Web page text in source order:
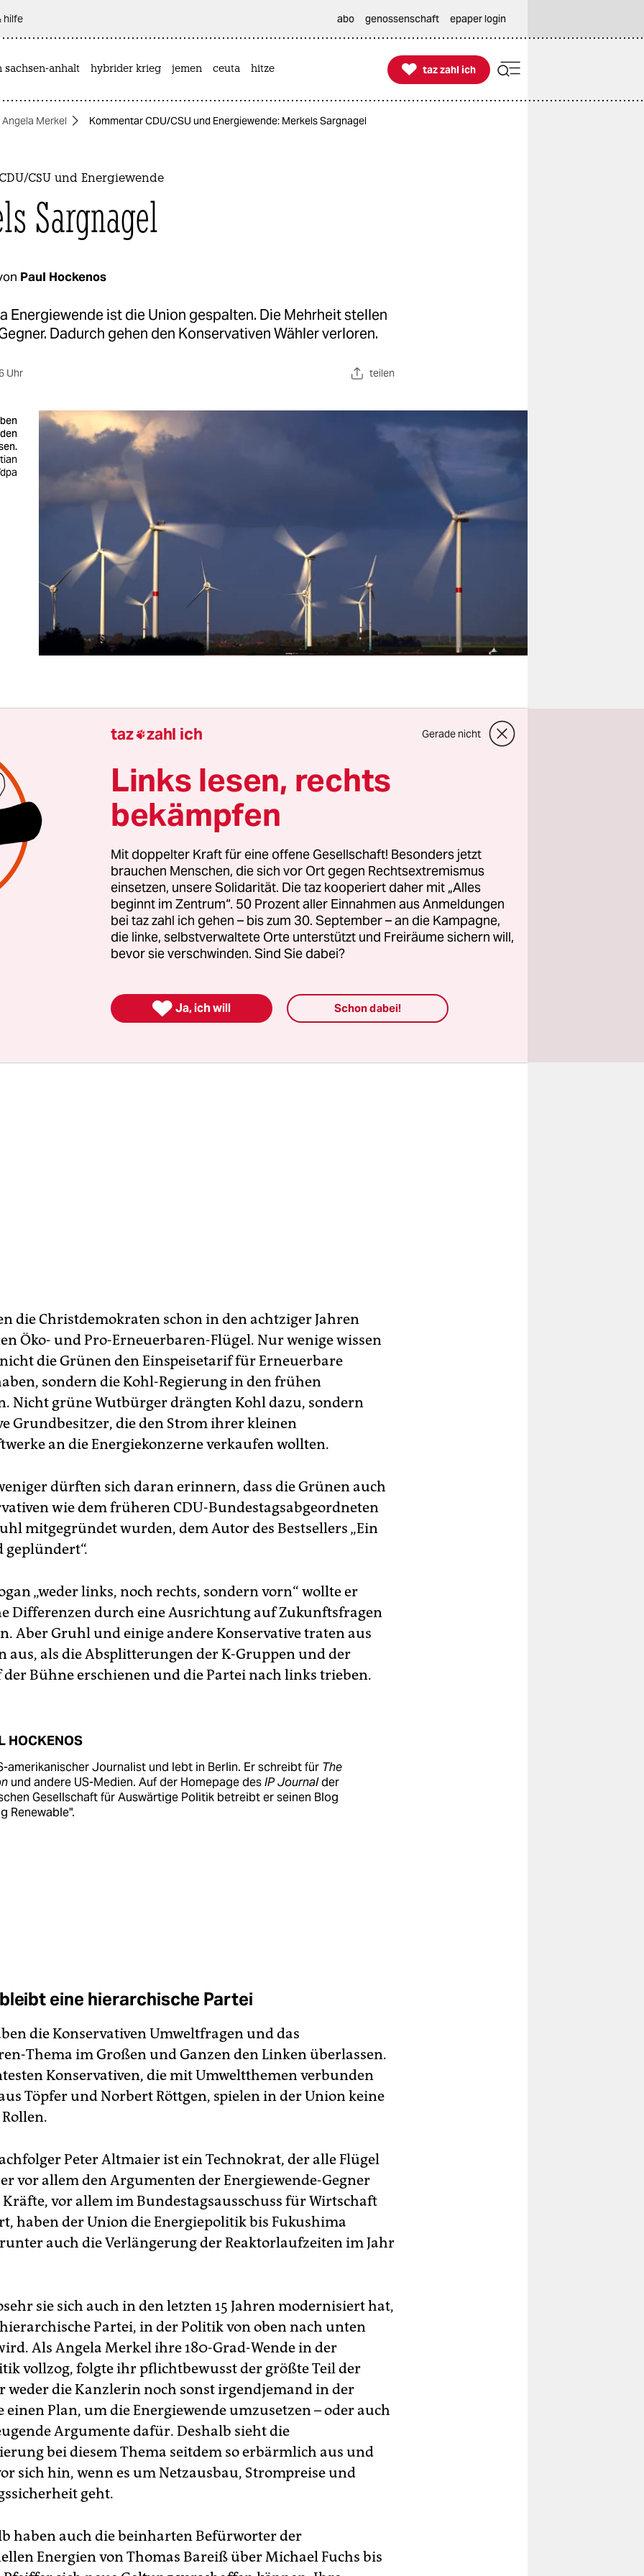
hilfe abo genossenschaft epaper login
sachsen-anhalt hybrider krieg jemen ceuta hitze 
taz zahl ich
taz zahl ich
Angela Merkel Kommentar CDU/CSU und Energiewende: Merkels Sargnagel
CSU und Energiewende
Sargnagel
Paul Hockenos
Energiewende ist die Union gespalten. Die Mehrheit stellen
Dadurch gehen den Konservativen Wähler verloren.
Uhr teilen
zwei Jahre nach der Energiewende ist das Verhältnis der
Merkel zu erneuerbaren Energien widersprüchlich.
manchen Tagen lobt sie den Wechsel zu Wind- und
geradezu in den Himmel. Um dann, kurz darauf, zur
sich darüber zu beklagen, dass alles zu schnell
EEG-Umlage für zu hohe Energiepreise verantwortlich zu
sind, allen verbalen Bekenntnissen zum Trotz, noch
die Energiewende gespalten – mit den Gegnern in der
könnte negative Konsequenzen nicht nur für
sondern auch den deutschen Konservatismus haben. Die
passt, sondern auch eines, das der Partei Stimmen
die Christdemokraten schon in den achtziger Jahren
Öko- und Pro-Erneuerbaren-Flügel. Nur wenige wissen
die Grünen den Einspeisetarif für Erneuerbare
sondern die Kohl-Regierung in den frühen
Nicht grüne Wutbürger drängten Kohl dazu, sondern
Grundbesitzer, die den Strom ihrer kleinen
an die Energiekonzerne verkaufen wollten.
dürften sich daran erinnern, dass die Grünen auch
wie dem früheren CDU-Bundestagsabgeordneten
mitgegründet wurden, dem Autor des Bestsellers „Ein
geplündert“.
„weder links, noch rechts, sondern vorn“ wollte er
Differenzen durch eine Ausrichtung auf Zukunftsfragen
Aber Gruhl und einige andere Konservative traten aus
aus, als die Absplitterungen der K-Gruppen und der
der Bühne erschienen und die Partei nach links trieben.
HOCKENOS
amerikanischer Journalist und lebt in Berlin. Er schreibt für The
und andere US-Medien. Auf der Homepage desIP Journalder
Gesellschaft für Auswärtige Politik betreibt er seinen Blog
Renewable".
eine hierarchische Partei
die Konservativen Umweltfragen und das
Thema im Großen und Ganzen den Linken überlassen.
Konservativen, die mit Umweltthemen verbunden
Töpfer und Norbert Röttgen, spielen in der Union keine
Peter Altmaier ist ein Technokrat, der alle Flügel
vor allem den Argumenten der Energiewende-Gegner
Kräfte, vor allem im Bundestagsausschuss für Wirtschaft
haben der Union die Energiepolitik bis Fukushima
auch die Verlängerung der Reaktorlaufzeiten im Jahr
sie sich auch in den letzten 15 Jahren modernisiert hat,
Partei, in der Politik von oben nach unten
Als Angela Merkel ihre 180-Grad-Wende in der
vollzog, folgte ihr pflichtbewusst der größte Teil der
weder die Kanzlerin noch sonst irgendjemand in der
einen Plan, um die Energiewende umzusetzen – oder auch
Argumente dafür. Deshalb sieht die
bei diesem Thema seitdem so erbärmlich aus und
sich hin, wenn es um Netzausbau, Strompreise und
geht.
haben auch die beinharten Befürworter der
Energien von Thomas Bareiß über Michael Fuchs bis
taz zahl ich Gerade nicht
Links lesen, rechts
bekämpfen
Mit doppelter Kraft für eine offene Gesellschaft! Besonders jetzt
brauchen Menschen, die sich vor Ort gegen Rechtsextremismus
einsetzen, unsere Solidarität. Die taz kooperiert daher mit „Alles
beginnt im Zentrum“. 50 Prozent aller Einnahmen aus Anmeldungen
bei taz zahl ich gehen – bis zum 30. September – an die Kampagne,
die linke, selbstverwaltete Orte unterstützt und Freiräume sichern will,
bevor sie verschwinden. Sind Sie dabei?
 Ja, ich will Schon dabei!